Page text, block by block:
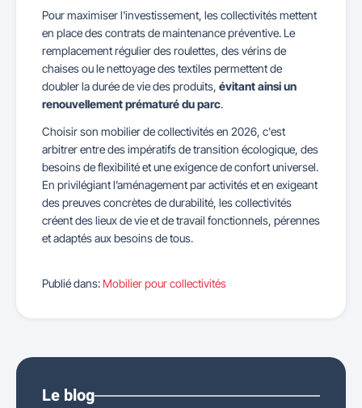
Pour maximiser l'investissement, les collectivités mettent
en place des contrats de maintenance préventive. Le
remplacement régulier des roulettes, des vérins de
chaises ou le nettoyage des textiles permettent de
doubler la durée de vie des produits, évitant ainsi un
renouvellement prématuré du parc.
Choisir son mobilier de collectivités en 2026, c'est
arbitrer entre des impératifs de transition écologique, des
besoins de flexibilité et une exigence de confort universel.
En privilégiant l’aménagement par activités et en exigeant
des preuves concrètes de durabilité, les collectivités
créent des lieux de vie et de travail fonctionnels, pérennes
et adaptés aux besoins de tous.
Publié dans: Mobilier pour collectivités
Le blog